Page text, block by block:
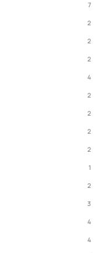
7
2
2
2
4
2
2
2
2
1
2
3
4
4